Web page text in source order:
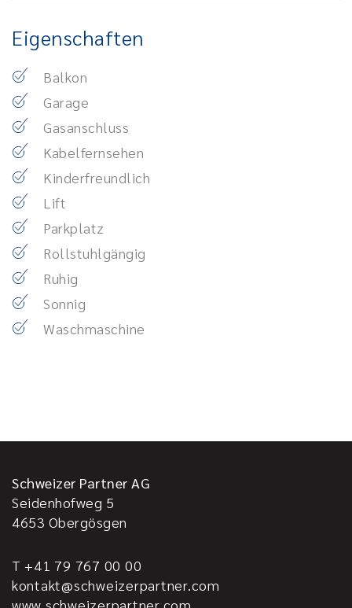
Eigenschaften
Balkon
Garage
Gasanschluss
Kabelfernsehen
Kinderfreundlich
Lift
Parkplatz
Rollstuhlgängig
Ruhig
Sonnig
Waschmaschine
Schweizer Partner AG
Seidenhofweg 5
4653 Obergösgen
T +41 79 767 00 00
kontakt@schweizerpartner.com
www.schweizerpartner.com